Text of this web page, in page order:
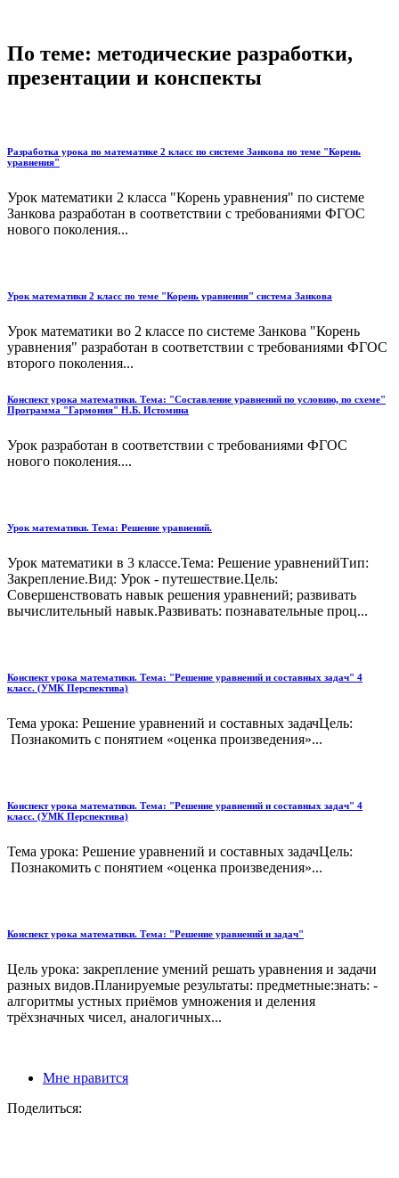
По теме: методические разработки,
презентации и конспекты
Разработка урока по математике 2 класс по системе Занкова по теме "Корень
уравнения"
Урок математики 2 класса "Корень уравнения" по системе
Занкова разработан в соответствии с требованиями ФГОС
нового поколения...
Урок математики 2 класс по теме "Корень уравнения" система Занкова
Урок математики во 2 классе по системе Занкова "Корень
уравнения" разработан в соответствии с требованиями ФГОС
второго поколения...
Конспект урока математики. Тема: "Составление уравнений по условию, по схеме"
Программа "Гармония" Н.Б. Истомина
Урок разработан в соответствии с требованиями ФГОС
нового поколения....
Урок математики. Тема: Решение уравнений.
Урок математики в 3 классе.Тема: Решение уравненийТип:
Закрепление.Вид: Урок - путешествие.Цель:
Совершенствовать навык решения уравнений; развивать
вычислительный навык.Развивать: познавательные проц...
Конспект урока математики. Тема: "Решение уравнений и составных задач" 4
класс. (УМК Перспектива)
Тема урока: Решение уравнений и составных задачЦель:
Познакомить с понятием «оценка произведения»...
Конспект урока математики. Тема: "Решение уравнений и составных задач" 4
класс. (УМК Перспектива)
Тема урока: Решение уравнений и составных задачЦель:
Познакомить с понятием «оценка произведения»...
Конспект урока математики. Тема: "Решение уравнений и задач"
Цель урока: закрепление умений решать уравнения и задачи
разных видов.Планируемые результаты: предметные:знать: -
алгоритмы устных приёмов умножения и деления
трёхзначных чисел, аналогичных...
Мне нравится
Поделиться: